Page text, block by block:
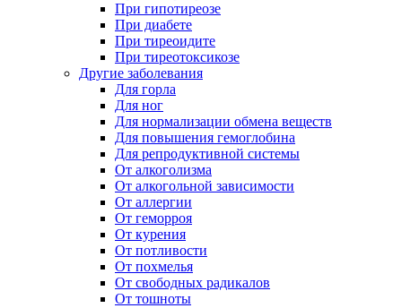
При гипотиреозе
При диабете
При тиреоидите
При тиреотоксикозе
Другие заболевания
Для горла
Для ног
Для нормализации обмена веществ
Для повышения гемоглобина
Для репродуктивной системы
От алкоголизма
От алкогольной зависимости
От аллергии
От геморроя
От курения
От потливости
От похмелья
От свободных радикалов
От тошноты